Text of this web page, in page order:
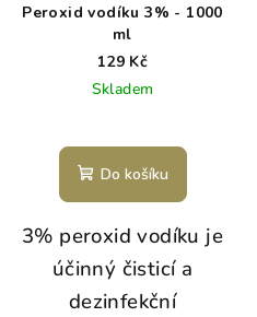
Peroxid vodíku 3% - 1000
ml
129 Kč
Skladem
Do košíku
3% peroxid vodíku je
účinný čisticí a
dezinfekční